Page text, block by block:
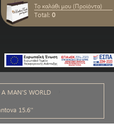
Το καλάθι μου (Προϊόντα)
Total: 0
A MAN'S WORLD
15.6''